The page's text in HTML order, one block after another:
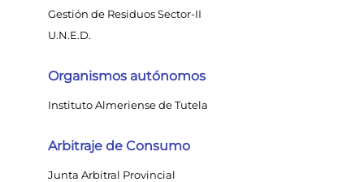
Gestión de Residuos Sector-II
U.N.E.D.
Organismos autónomos
Instituto Almeriense de Tutela
Arbitraje de Consumo
Junta Arbitral Provincial